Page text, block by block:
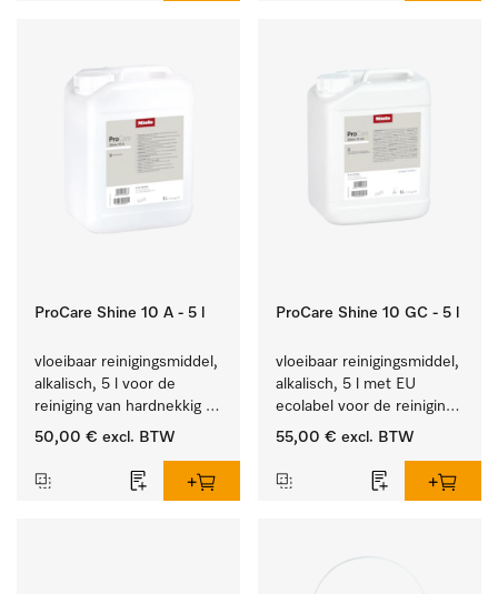
ProCare Shine 10 A - 5 l
vloeibaar reinigingsmiddel,
alkalisch, 5 l voor de
reiniging van hardnekkig
vuil op serviesgoed,
50,00 € excl. BTW
ProCare Shine 10 GC - 5 l
vloeibaar reinigingsmiddel,
alkalisch, 5 l met EU
ecolabel voor de reiniging
van alledaags vuil op
glazen.
55,00 € excl. BTW